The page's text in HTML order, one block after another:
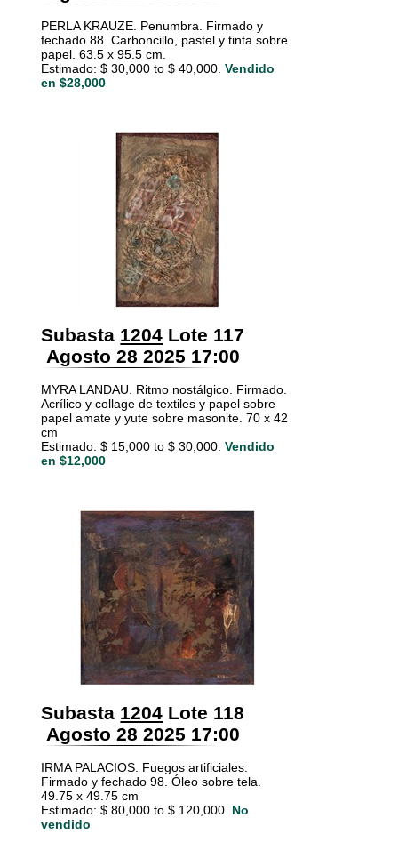
PERLA KRAUZE. Penumbra. Firmado y
fechado 88. Carboncillo, pastel y tinta sobre
papel. 63.5 x 95.5 cm.
Estimado: $ 30,000 to $ 40,000. Vendido
en $28,000
Subasta 1204 Lote 117
Agosto 28 2025 17:00
MYRA LANDAU. Ritmo nostálgico. Firmado.
Acrílico y collage de textiles y papel sobre
papel amate y yute sobre masonite. 70 x 42
cm
Estimado: $ 15,000 to $ 30,000. Vendido
en $12,000
Subasta 1204 Lote 118
Agosto 28 2025 17:00
IRMA PALACIOS. Fuegos artificiales.
Firmado y fechado 98. Óleo sobre tela.
49.75 x 49.75 cm
Estimado: $ 80,000 to $ 120,000. No
vendido